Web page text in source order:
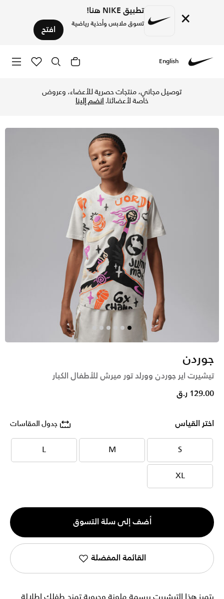
× تطبيق NIKE هنا!
تسوق ملابس وأحذية رياضية افتح
English
توصيل مجاني، منتجات حصرية للأعضاء، وعروض
خاصة لأعضائنا.انضم إلينا
جوردن
تيشيرت اير جوردن وورلد تور ميرش للأطفال الكبار
129.00 ر.ق
اختر القياس جدول المقاسات
S
S
M
M
L
L
XL
XL
الكمية
1
أضف إلى سلة التسوق
القائمة المفضلة